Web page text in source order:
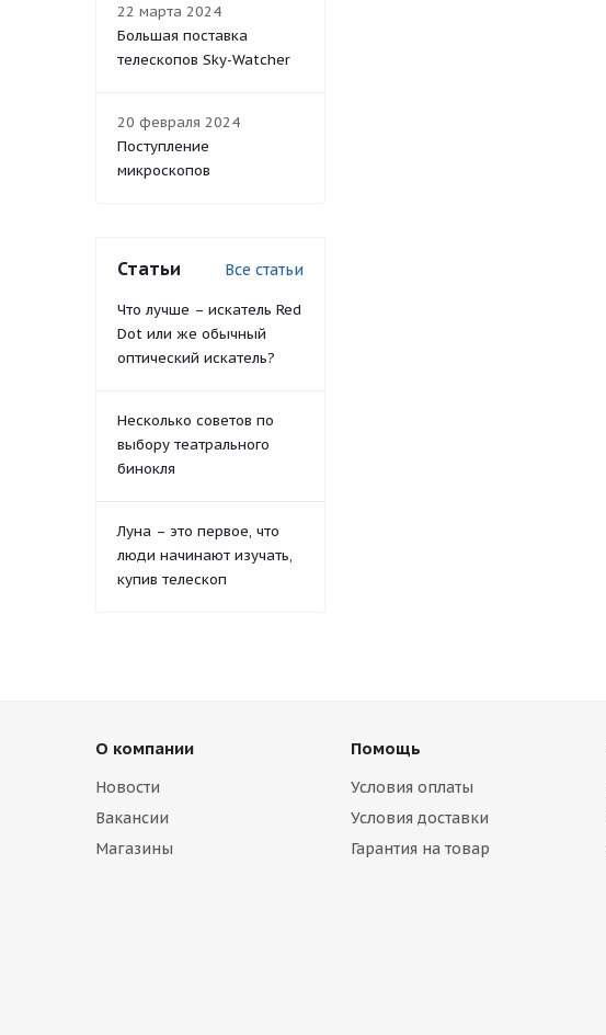
22 марта 2024
Большая поставка
телескопов Sky-Watcher
20 февраля 2024
Поступление
микроскопов
Статьи Все статьи
Что лучше – искатель Red
Dot или же обычный
оптический искатель?
Несколько советов по
выбору театрального
бинокля
Луна – это первое, что
люди начинают изучать,
купив телескоп
О компании
Новости
Вакансии
Магазины
Помощь
Условия оплаты
Условия доставки
Гарантия на товар